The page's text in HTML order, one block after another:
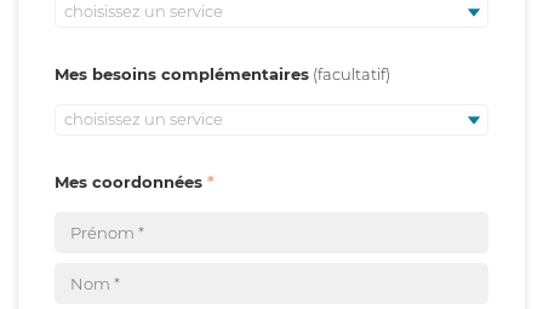
choisissez un service
Mes besoins complémentaires
choisissez un service
Mes coordonnées